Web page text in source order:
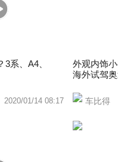
系、A4、
2020/01/14 08:17
外观内饰
海外试驾
车比得